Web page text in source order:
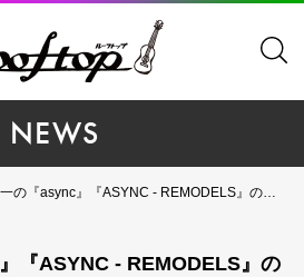
NEWS
async』『ASYNC - REMODELS』のアンコールプレスが予約スタート
『ASYNC - REMODELS』の